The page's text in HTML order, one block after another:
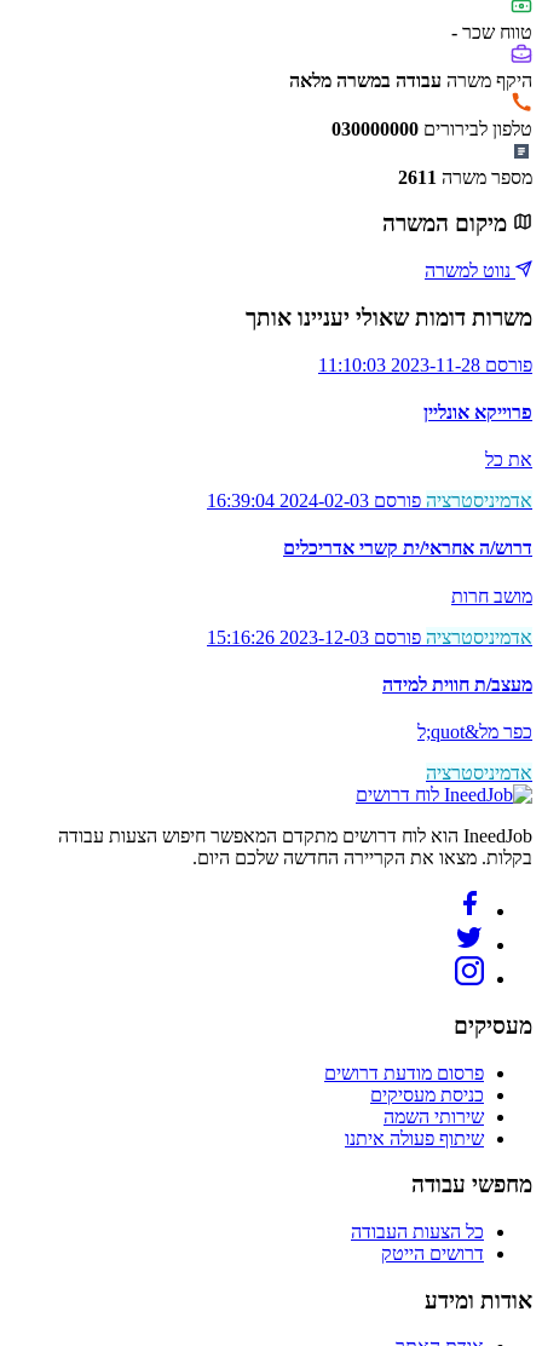
טווח שכר -
היקף משרה עבודה במשרה מלאה
טלפון לבירורים 030000000
מספר משרה 2611
מיקום המשרה
נווט למשרה
משרות דומות שאולי יעניינו אותך
פורסם 2023-11-28 11:10:03
פרוייקא אונליין
את כל
אדמיניסטרציה פורסם 2024-02-03 16:39:04
דרוש/ה אחראי/ית קשרי אדריכלים
מושב חרות
אדמיניסטרציה פורסם 2023-12-03 15:16:26
מעצב/ת חווית למידה
כפר מל&quot;ל
אדמיניסטרציה
לוח דרושים
IneedJob הוא לוח דרושים מתקדם המאפשר חיפוש הצעות עבודה
בקלות. מצאו את הקריירה החדשה שלכם היום.
מעסיקים
פרסום מודעת דרושים
כניסת מעסיקים
שירותי השמה
שיתוף פעולה איתנו
מחפשי עבודה
כל הצעות העבודה
דרושים הייטק
אודות ומידע